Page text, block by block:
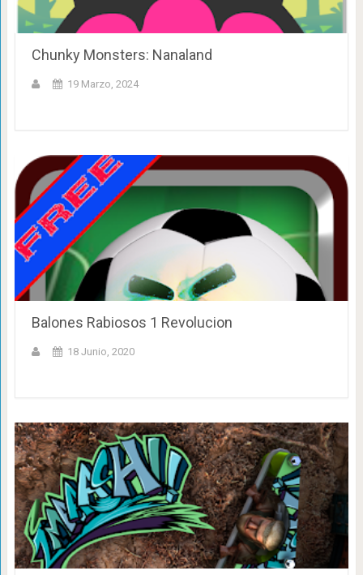
Chunky Monsters: Nanaland
19 Marzo, 2024
Balones Rabiosos 1 Revolucion
18 Junio, 2020